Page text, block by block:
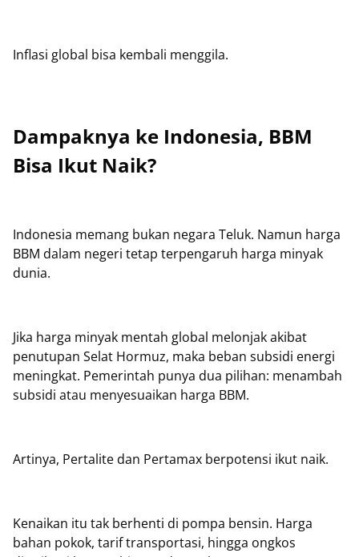
Inflasi global bisa kembali menggila.
Dampaknya ke Indonesia, BBM
Bisa Ikut Naik?
Indonesia memang bukan negara Teluk. Namun harga
BBM dalam negeri tetap terpengaruh harga minyak
dunia.
Jika harga minyak mentah global melonjak akibat
penutupan Selat Hormuz, maka beban subsidi energi
meningkat. Pemerintah punya dua pilihan: menambah
subsidi atau menyesuaikan harga BBM.
Artinya, Pertalite dan Pertamax berpotensi ikut naik.
Kenaikan itu tak berhenti di pompa bensin. Harga
bahan pokok, tarif transportasi, hingga ongkos